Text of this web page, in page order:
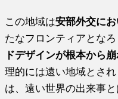
この地域は安部外交に
たなフロンティアとな
ドデザインが根本から
理的には遠い地域とさ
は、遠い世界の出来事